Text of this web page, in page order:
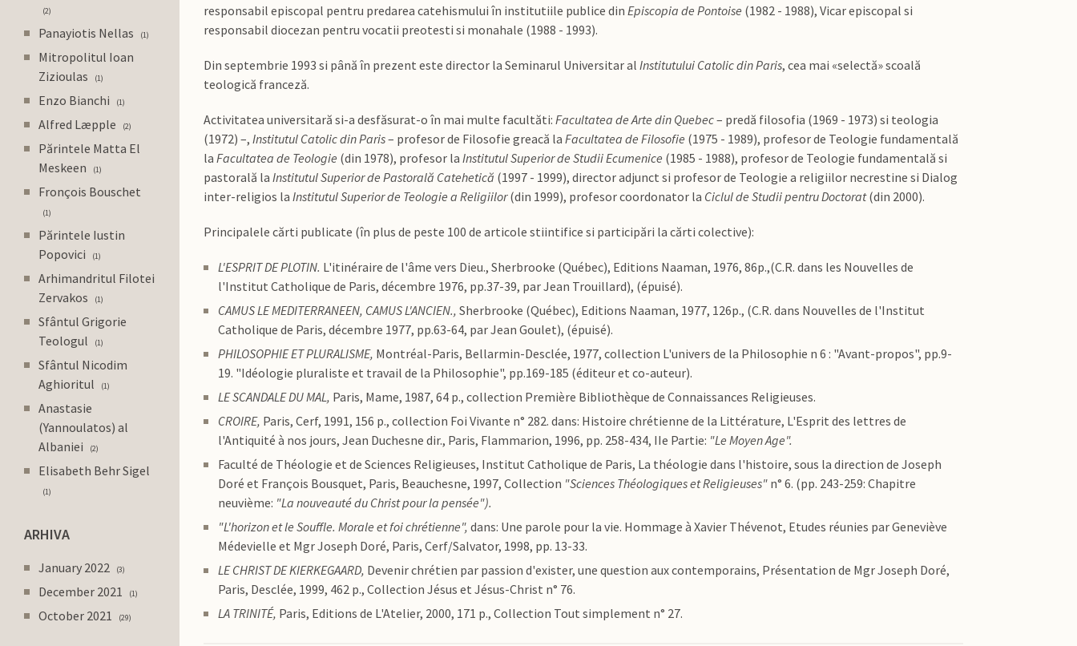
2
Panayiotis Nellas 1
Mitropolitul Ioan
Zizioulas
1
Enzo Bianchi 1
Alfred Læpple 2
Părintele Matta El
Meskeen
1
Fronçois Bouschet
1
Părintele Iustin
Popovici
1
Arhimandritul Filotei
Zervakos
1
Sfântul Grigorie
Teologul
1
Sfântul Nicodim
Aghioritul
1
Anastasie
(Yannoulatos) al
Albaniei
2
Elisabeth Behr Sigel
1
ARHIVA
January 2022 3
December 2021 1
October 2021 29
responsabil episcopal pentru predarea catehismului în institutiile publice din Episcopia de Pontoise (1982 - 1988), Vicar episcopal si
responsabil diocezan pentru vocatii preotesti si monahale (1988 - 1993).
Din septembrie 1993 si până în prezent este director la Seminarul Universitar al Institutului Catolic din Paris, cea mai «selectă» scoală
teologică franceză.
Activitatea universitară si-a desfăsurat-o în mai multe facultăti: Facultatea de Arte din Quebec– predă filosofia (1969 - 1973) si teologia
(1972) –, Institutul Catolic din Paris– profesor de Filosofie greacă la Facultatea de Filosofie (1975 - 1989), profesor de Teologie fundamentală
la Facultatea de Teologie (din 1978), profesor la Institutul Superior de Studii Ecumenice (1985 - 1988), profesor de Teologie fundamentală si
pastorală la Institutul Superior de Pastorală Catehetică (1997 - 1999), director adjunct si profesor de Teologie a religiilor necrestine si Dialog
inter-religios la Institutul Superior de Teologie a Religiilor(din 1999), profesor coordonator la Ciclul de Studii pentru Doctorat(din 2000).
Principalele cărti publicate (în plus de peste 100 de articole stiintifice si participări la cărti colective):
L'ESPRIT DE PLOTIN. L'itinéraire de l'âme vers Dieu., Sherbrooke (Québec), Editions Naaman, 1976, 86p.,(C.R. dans les Nouvelles de
l'Institut Catholique de Paris, décembre 1976, pp.37-39, par Jean Trouillard), (épuisé).
CAMUS LE MEDITERRANEEN, CAMUS L'ANCIEN., Sherbrooke (Québec), Editions Naaman, 1977, 126p., (C.R. dans Nouvelles de l'Institut
Catholique de Paris, décembre 1977, pp.63-64, par Jean Goulet), (épuisé).
PHILOSOPHIE ET PLURALISME, Montréal-Paris, Bellarmin-Desclée, 1977, collection L'univers de la Philosophie n 6 : "Avant-propos", pp.9-
19. "Idéologie pluraliste et travail de la Philosophie", pp.169-185 (éditeur et co-auteur).
LE SCANDALE DU MAL, Paris, Mame, 1987, 64 p., collection Première Bibliothèque de Connaissances Religieuses.
CROIRE, Paris, Cerf, 1991, 156 p., collection Foi Vivante n° 282. dans: Histoire chrétienne de la Littérature, L'Esprit des lettres de
l'Antiquité à nos jours, Jean Duchesne dir., Paris, Flammarion, 1996, pp. 258-434, IIe Partie: "Le Moyen Age".
Faculté de Théologie et de Sciences Religieuses, Institut Catholique de Paris, La théologie dans l'histoire, sous la direction de Joseph
Doré et François Bousquet, Paris, Beauchesne, 1997, Collection "Sciences Théologiques et Religieuses" n° 6. (pp. 243-259: Chapitre
neuvième: "La nouveauté du Christ pour la pensée").
"L'horizon et le Souffle. Morale et foi chrétienne", dans: Une parole pour la vie. Hommage à Xavier Thévenot, Etudes réunies par Geneviève
Médevielle et Mgr Joseph Doré, Paris, Cerf/Salvator, 1998, pp. 13-33.
LE CHRIST DE KIERKEGAARD, Devenir chrétien par passion d'exister, une question aux contemporains, Présentation de Mgr Joseph Doré,
Paris, Desclée, 1999, 462 p., Collection Jésus et Jésus-Christ n° 76.
LA TRINITÉ, Paris, Editions de L'Atelier, 2000, 171 p., Collection Tout simplement n° 27.